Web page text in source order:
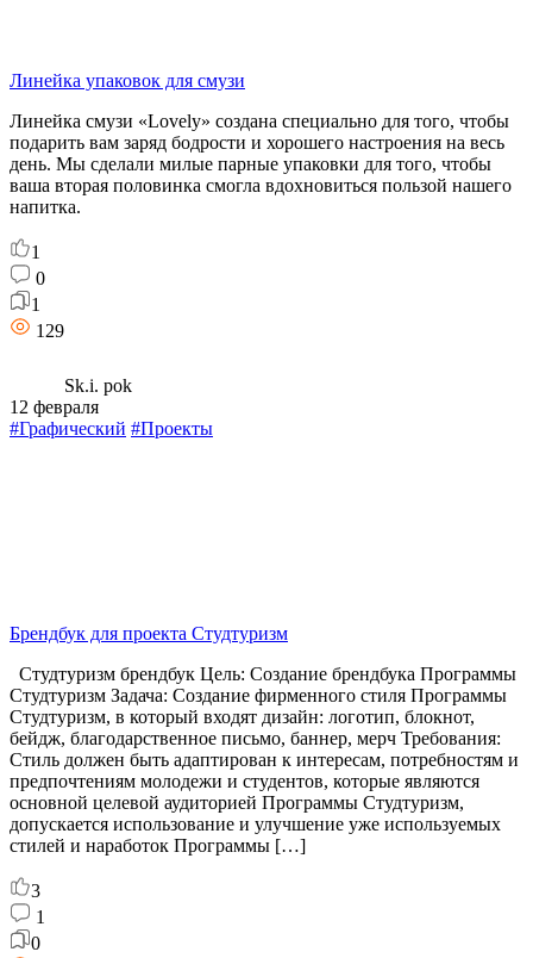
Линейка упаковок для смузи
Линейка смузи «Lovely» создана специально для того, чтобы
подарить вам заряд бодрости и хорошего настроения на весь
день. Мы сделали милые парные упаковки для того, чтобы
ваша вторая половинка смогла вдохновиться пользой нашего
напитка.
1
0
1
129
Sk.i. pok
12 февраля
#Графический #Проекты
Брендбук для проекта Студтуризм
Студтуризм брендбук Цель: Создание брендбука Программы
Студтуризм Задача: Создание фирменного стиля Программы
Студтуризм, в который входят дизайн: логотип, блокнот,
бейдж, благодарственное письмо, баннер, мерч Требования:
Стиль должен быть адаптирован к интересам, потребностям и
предпочтениям молодежи и студентов, которые являются
основной целевой аудиторией Программы Студтуризм,
допускается использование и улучшение уже используемых
стилей и наработок Программы […]
3
1
0